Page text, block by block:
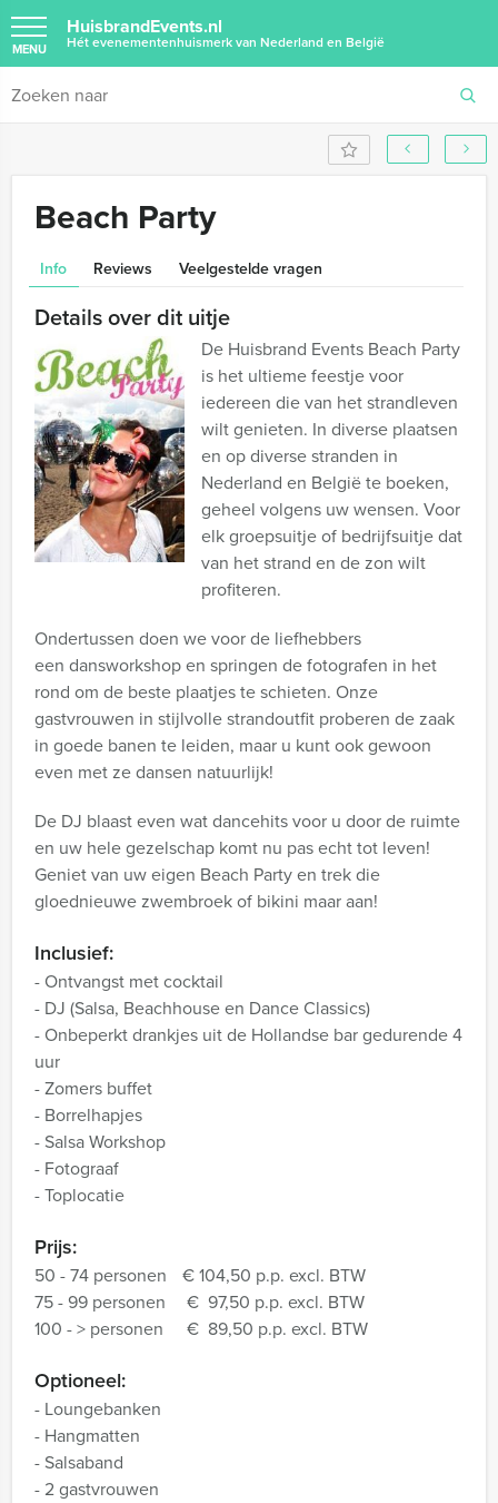
HuisbrandEvents.nl
Hét evenementenhuismerk van Nederland en België
MENU
Beach Party
Info Reviews Veelgestelde vragen
Details over dit uitje
De Huisbrand Events Beach Party
is het ultieme feestje voor
iedereen die van het strandleven
wilt genieten. In diverse plaatsen
en op diverse stranden in
Nederland en België te boeken,
geheel volgens uw wensen. Voor
elk groepsuitje of bedrijfsuitje dat
van het strand en de zon wilt
profiteren.
Ondertussen doen we voor de liefhebbers
een dansworkshop en springen de fotografen in het
rond om de beste plaatjes te schieten. Onze
gastvrouwen in stijlvolle strandoutfit proberen de zaak
in goede banen te leiden, maar u kunt ook gewoon
even met ze dansen natuurlijk!
De DJ blaast even wat dancehits voor u door de ruimte
en uw hele gezelschap komt nu pas echt tot leven!
Geniet van uw eigen Beach Party en trek die
gloednieuwe zwembroek of bikini maar aan!
Inclusief:
- Ontvangst met cocktail
- DJ (Salsa, Beachhouse en Dance Classics)
- Onbeperkt drankjes uit de Hollandse bar gedurende 4
uur
- Zomers buffet
- Borrelhapjes
- Salsa Workshop
- Fotograaf
- Toplocatie
Prijs:
50 - 74 personen
€ 104,50 p.p. excl. BTW
75 - 99 personen
€ 97,50 p.p. excl. BTW
100 - > personen
€ 89,50 p.p. excl. BTW
Optioneel:
- Loungebanken
- Hangmatten
- Salsaband
- 2 gastvrouwen